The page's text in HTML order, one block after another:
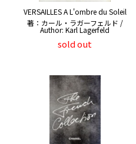
VERSAILLES A L'ombre du Soleil
著：カール・ラガーフェルド /
Author: Karl Lagerfeld
sold out